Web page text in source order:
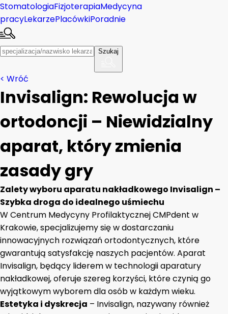
StomatologiaFizjoterapiaMedycyna
pracyLekarzePlacówkiPoradnie
Szukaj
< Wróć
Invisalign: Rewolucja w
ortodoncji – Niewidzialny
aparat, który zmienia
zasady gry
Zalety wyboru aparatu nakładkowego Invisalign –
Szybka droga do idealnego uśmiechu
W Centrum Medycyny Profilaktycznej CMPdent w
Krakowie, specjalizujemy się w dostarczaniu
innowacyjnych rozwiązań ortodontycznych, które
gwarantują satysfakcję naszych pacjentów. Aparat
Invisalign, będący liderem w technologii aparatury
nakładkowej, oferuje szereg korzyści, które czynią go
wyjątkowym wyborem dla osób w każdym wieku.
Estetyka i dyskrecja – Invisalign, nazywany również